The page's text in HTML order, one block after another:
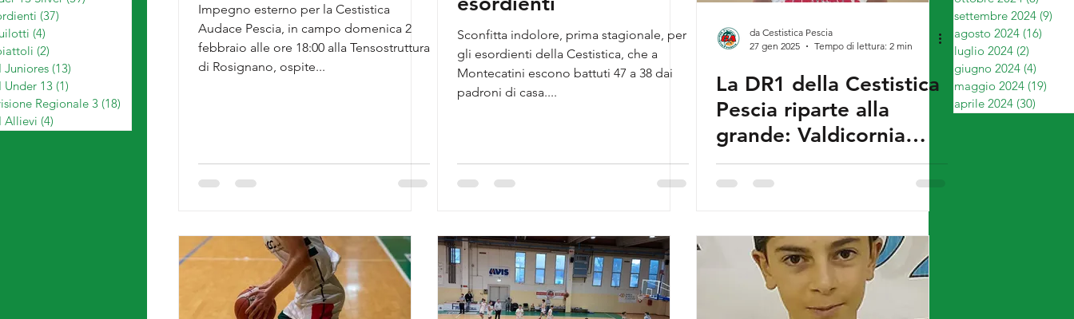
(37)
(4)
(2)
Juniores (13)
Under 13 (1)
Regionale 3 (18)
Allievi (4)
Impegno esterno per la Cestistica
Audace Pescia, in campo domenica 2
febbraio alle ore 18:00 alla Tensostruttura
di Rosignano, ospite...
Sconfitta indolore, prima stagionale, per
gli esordienti della Cestistica, che a
Montecatini escono battuti 47 a 38 dai
padroni di casa....
da Cestistica Pescia
27 gen 2025
Tempo di lettura: 2 min
La DR1 della Cestistica
Pescia riparte alla
grande: Valdicornia
travolta 75-50
settembre 2024 (9)
agosto 2024 (16)
luglio 2024 (2)
giugno 2024 (4)
maggio 2024 (19)
aprile 2024 (30)